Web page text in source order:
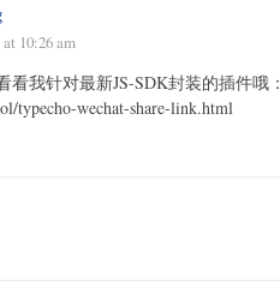
10:26 am
看我针对最新JS-SDK封装的插件哦：
typecho-wechat-share-link.html